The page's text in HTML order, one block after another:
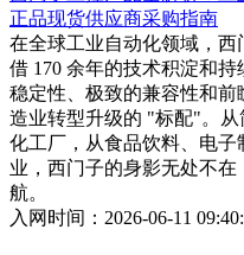
正品现货供应商采购指南
在全球工业自动化领域，
借 170 余年的技术积淀和
稳定性、极致的兼容性和前
造业转型升级的 "标配"。
化工厂，从食品饮料、电
业，西门子的身影无处不
航。
入网时间：2026-06-11